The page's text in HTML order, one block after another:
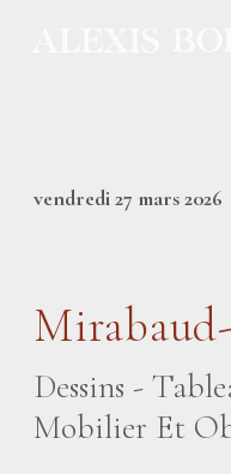
vendredi 27 mars 2026
Dessins -
Mobilier Et